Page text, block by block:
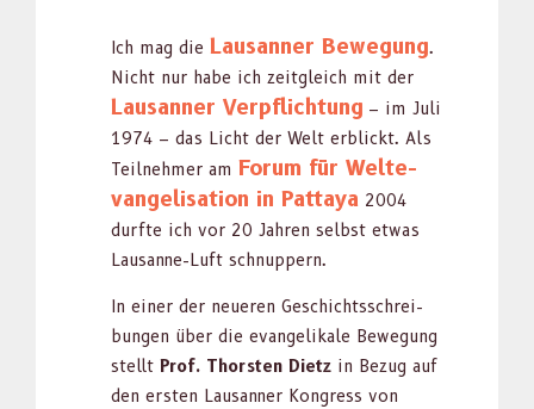
Ich mag die Lau­san­ner Bewe­gung.
Nicht nur habe ich zeit­gle­ich mit der
Lau­san­ner Verpflich­tung – im Juli
1974 – das Licht der Welt erblickt. Als
Teil­nehmer am Forum für Wel­te­
van­ge­li­sa­tion in Pat­taya2004
durfte ich vor 20 Jahren selb­st etwas
Lau­sanne-Luft schnup­pern.
In ein­er der neueren Geschichtss­chrei­
bun­gen über die evan­ge­likale Bewe­gung
stellt Prof. Thorsten Dietzin Bezug auf
den ersten Lau­san­ner Kongress von